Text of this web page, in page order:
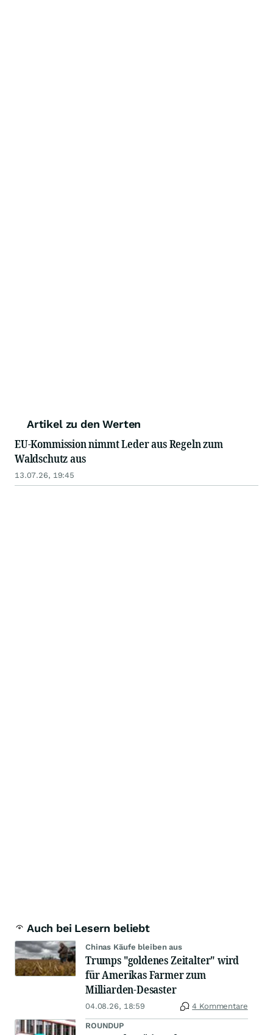
Artikel zu den Werten
EU-Kommission nimmt Leder aus Regeln zum
Waldschutz aus
13.07.26, 19:45
Auch bei Lesern beliebt
Chinas Käufe bleiben aus
Trumps "goldenes Zeitalter" wird
für Amerikas Farmer zum
Milliarden-Desaster
04.08.26, 18:59 4 Kommentare
ROUNDUP